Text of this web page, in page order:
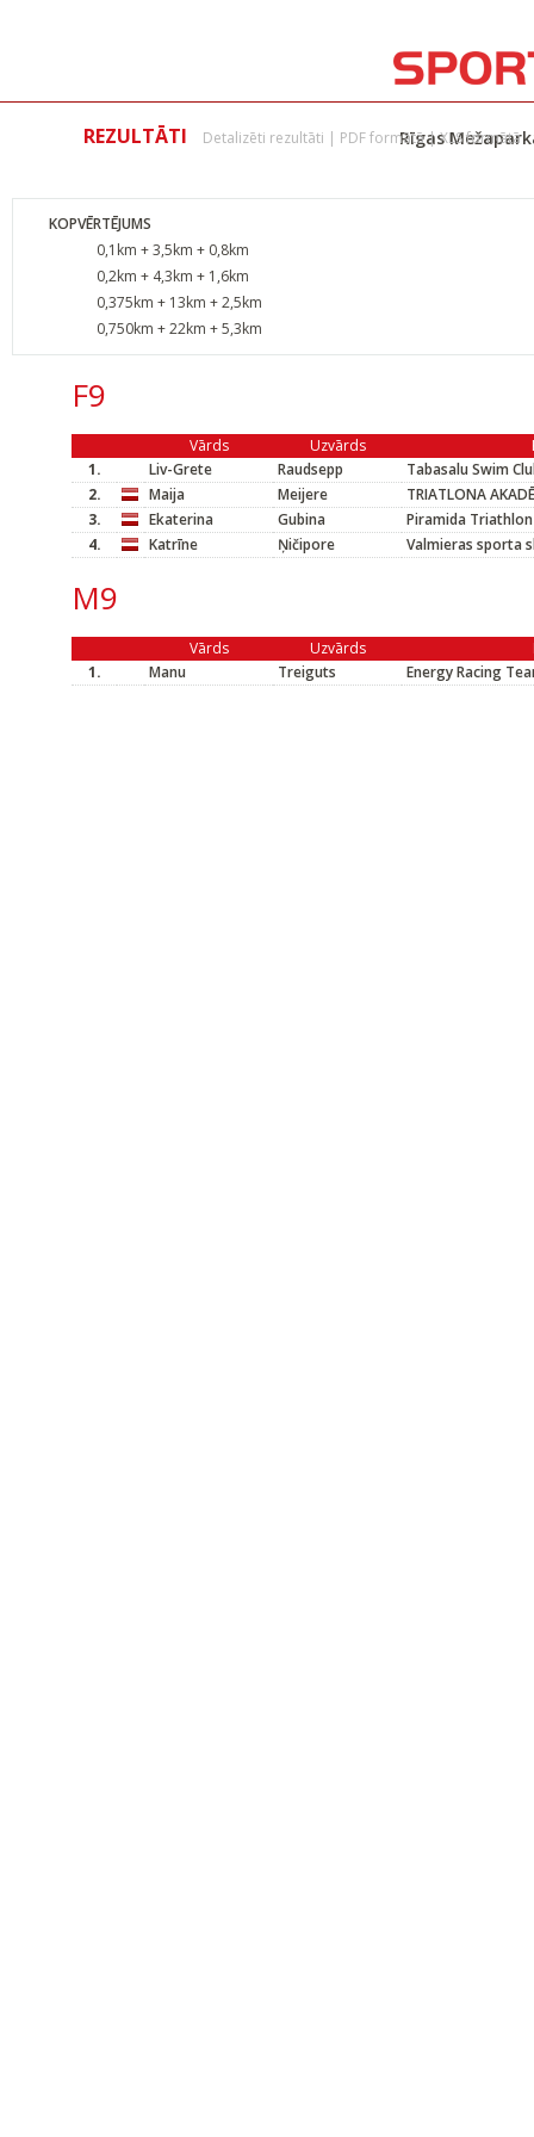
REZULTĀTI Detalizēti rezultāti | PDF formātā|XLS formātā
Rīgas
KOPVĒRTĒJUMS
0,1km + 3,5km + 0,8km
0,2km + 4,3km + 1,6km
0,375km + 13km + 2,5km
0,750km + 22km + 5,3km
F9
Vārds Uzvārds
1.
Liv-Grete Raudsepp
Tabasalu Swim
2.
Maija Meijere
TRIATLONA
3.
Ekaterina Gubina
Piramida Triathlon
4.
Katrīne Ņičipore Valmieras sporta
M9
Vārds Uzvārds
1.
Manu Treiguts Energy Racing